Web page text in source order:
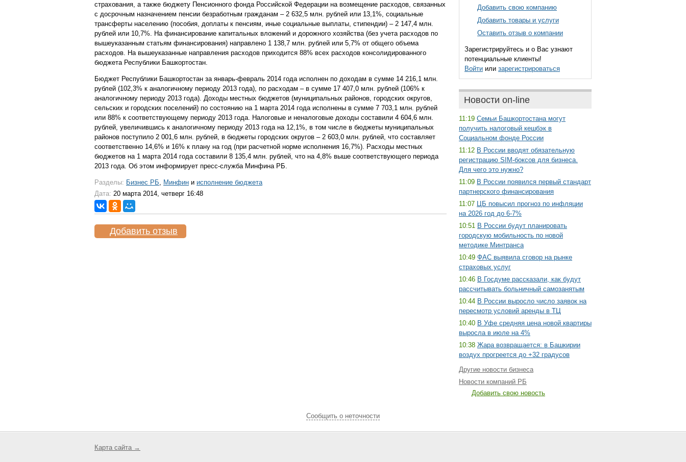
страхования, а также бюджету Пенсионного фонда Российской Федерации на возмещение расходов, связанных
с досрочным назначением пенсии безработным гражданам – 2 632,5 млн. рублей или 13,1%, социальные
трансферты населению (пособия, доплаты к пенсиям, иные социальные выплаты, стипендии) – 2 147,4 млн.
рублей или 10,7%. На финансирование капитальных вложений и дорожного хозяйства (без учета расходов по
вышеуказанным статьям финансирования) направлено 1 138,7 млн. рублей или 5,7% от общего объема
расходов. На вышеуказанные направления расходов приходится 88% всех расходов консолидированного
бюджета Республики Башкортостан.
Бюджет Республики Башкортостан за январь-февраль 2014 года исполнен по доходам в сумме 14 216,1 млн.
рублей (102,3% к аналогичному периоду 2013 года), по расходам – в сумме 17 407,0 млн. рублей (106% к
аналогичному периоду 2013 года). Доходы местных бюджетов (муниципальных районов, городских округов,
сельских и городских поселений) по состоянию на 1 марта 2014 года исполнены в сумме 7 703,1 млн. рублей
или 88% к соответствующему периоду 2013 года. Налоговые и неналоговые доходы составили 4 604,6 млн.
рублей, увеличившись к аналогичному периоду 2013 года на 12,1%, в том числе в бюджеты муниципальных
районов поступило 2 001,6 млн. рублей, в бюджеты городских округов – 2 603,0 млн. рублей, что составляет
соответственно 14,6% и 16% к плану на год (при расчетной норме исполнения 16,7%). Расходы местных
бюджетов на 1 марта 2014 года составили 8 135,4 млн. рублей, что на 4,8% выше соответствующего периода
2013 года. Об этом информирует пресс-служба Минфина РБ.
Разделы: Бизнес РБ, Минфин и исполнение бюджета
Дата: 20 марта 2014, четверг 16:48
Добавить отзыв
Добавить свою компанию
Добавить товары и услуги
Оставить отзыв о компании
Зарегистрируйтесь и о Вас узнают
потенциальные клиенты!
Войти или зарегистрироваться
Новости on-line
11:19 Семьи Башкортостана могут
получить налоговый кешбэк в
Социальном фонде России
11:12 В России вводят обязательную
регистрацию SIM-боксов для бизнеса.
Для чего это нужно?
11:09 В России появился первый стандарт
партнерского финансирования
11:07 ЦБ повысил прогноз по инфляции
на 2026 год до 6-7%
10:51 В России будут планировать
городскую мобильность по новой
методике Минтранса
10:49 ФАС выявила сговор на рынке
страховых услуг
10:46 В Госдуме рассказали, как будут
рассчитывать больничный самозанятым
10:44 В России выросло число заявок на
пересмотр условий аренды в ТЦ
10:40 В Уфе средняя цена новой квартиры
выросла в июле на 4%
10:38 Жара возвращается: в Башкирии
воздух прогреется до +32 градусов
Другие новости бизнеса
Новости компаний РБ
Добавить свою новость
Cообщить о неточности
Карта сайта →